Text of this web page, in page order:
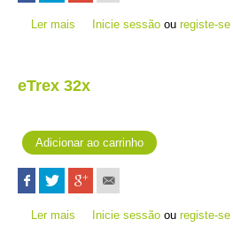
Ler mais acerca de fēnix 6S Pro - Preto
Inicie sessão ouregiste-se
eTrex 32x
Ler mais acerca de eTrex 32x
Inicie sessão ouregiste-se